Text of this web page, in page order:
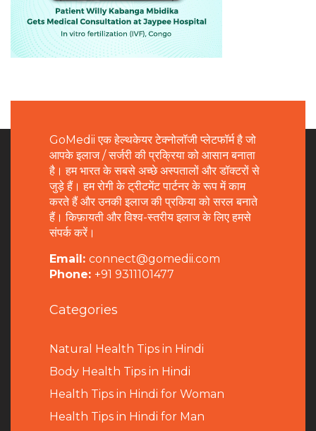
GoMedii एक हेल्थकेयर टेक्नोलॉजी प्लेटफॉर्म है जो
आपके इलाज / सर्जरी की प्रक्रिया को आसान बनाता
है। हम भारत के सबसे अच्छे अस्पतालों और डॉक्टरों से
जुड़े हैं। हम रोगी के ट्रीटमेंट पार्टनर के रूप में काम
करते हैं और उनकी इलाज की प्रकिया को सरल बनाते
हैं। किफ़ायती और विश्व-स्तरीय इलाज के लिए हमसे
संपर्क करें।
Email: connect@gomedii.com
Phone: +91 9311101477
Categories
Natural Health Tips in Hindi
Body Health Tips in Hindi
Health Tips in Hindi for Woman
Health Tips in Hindi for Man